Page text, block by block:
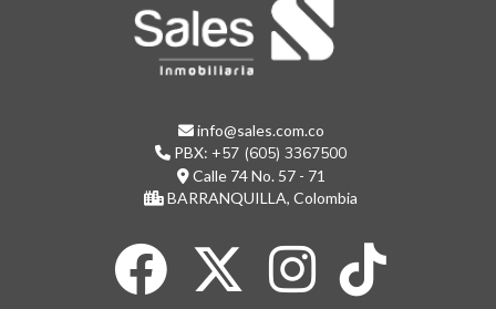
info@sales.com.co
PBX: +57 (605) 3367500
Calle 74 No. 57 - 71
BARRANQUILLA, Colombia